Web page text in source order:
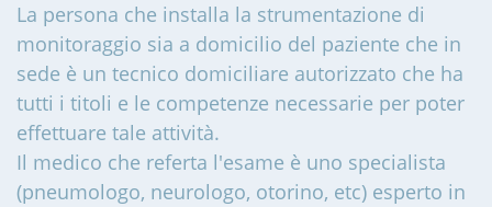
La persona che installa la strumentazione di
monitoraggio sia a domicilio del paziente che in
sede è un tecnico domiciliare autorizzato che ha
tutti i titoli e le competenze necessarie per poter
effettuare tale attività.
Il medico che referta l'esame è uno specialista
(pneumologo, neurologo, otorino, etc) esperto in